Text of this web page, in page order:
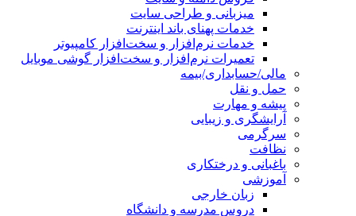
میزبانی و طراحی سایت
خدمات پهنای باند اینترنت
خدمات نرم‌افزار و سخت‌افزار کامپیوتر
تعمیرات نرم‌افزار و سخت‌افزار گوشی موبایل
مالی/حسابداری/بیمه
حمل و نقل
پیشه و مهارت
آرایشگری و زیبایی
سرگرمی
نظافت
باغبانی و درختکاری
آموزشی
زبان خارجی
دروس مدرسه و دانشگاه